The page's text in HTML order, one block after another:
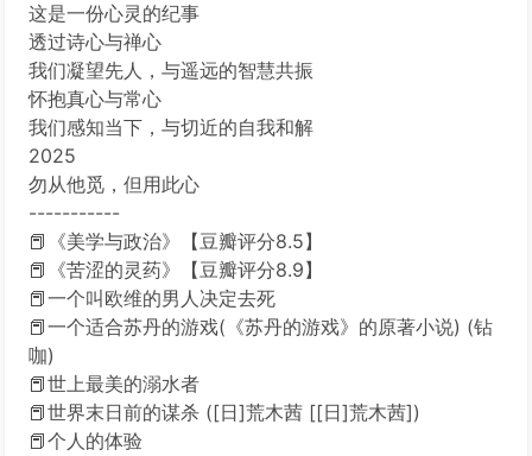
这是一份心灵的纪事
透过诗心与禅心
我们凝望先人，与遥远的智慧共振
怀抱真心与常心
我们感知当下，与切近的自我和解
2025
勿从他觅，但用此心
-----------
📕《美学与政治》【豆瓣评分8.5】
📕《苦涩的灵药》【豆瓣评分8.9】
📕一个叫欧维的男人决定去死
📕一个适合苏丹的游戏(《苏丹的游戏》的原著小说) (钻
咖)
📕世上最美的溺水者
📕世界末日前的谋杀 ([日]荒木茜 [[日]荒木茜])
📕个人的体验